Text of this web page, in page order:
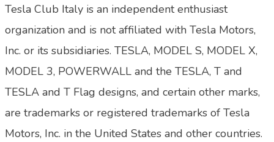
Tesla Club Italy is an independent enthusiast
organization and is not affiliated with Tesla Motors,
Inc. or its subsidiaries. TESLA, MODEL S, MODEL X,
MODEL 3, POWERWALL and the TESLA, T and
TESLA and T Flag designs, and certain other marks,
are trademarks or registered trademarks of Tesla
Motors, Inc. in the United States and other countries.